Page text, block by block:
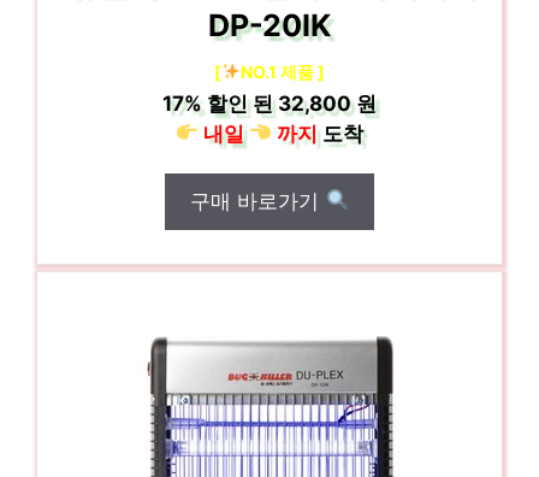
DP-20IK
[ NO.1 제품 ]
17% 할인 된32,800 원
내일
까지도착
구매 바로가기